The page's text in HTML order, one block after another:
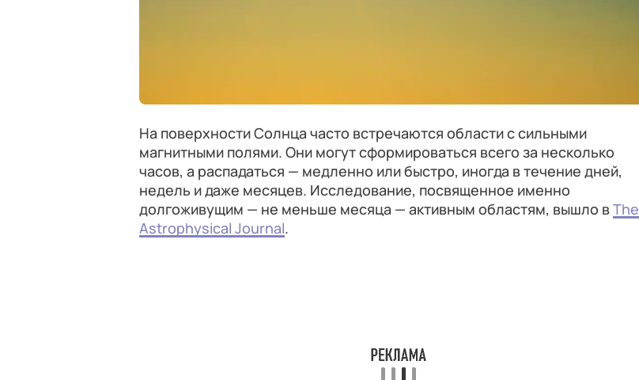
На поверхности Солнца часто встречаются области с сильными
магнитными полями. Они могут сформироваться всего за несколько
часов, а распадаться — медленно или быстро, иногда в течение дней,
недель и даже месяцев. Исследование, посвященное именно
долгоживущим — не меньше месяца — активным областям, вышло вThe
Astrophysical Journal.